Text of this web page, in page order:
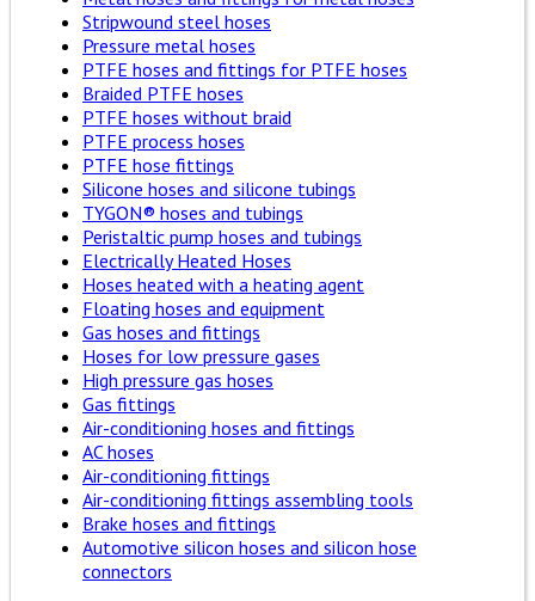
Stripwound steel hoses
Pressure metal hoses
PTFE hoses and fittings for PTFE hoses
Braided PTFE hoses
PTFE hoses without braid
PTFE process hoses
PTFE hose fittings
Silicone hoses and silicone tubings
TYGON® hoses and tubings
Peristaltic pump hoses and tubings
Electrically Heated Hoses
Hoses heated with a heating agent
Floating hoses and equipment
Gas hoses and fittings
Hoses for low pressure gases
High pressure gas hoses
Gas fittings
Air-conditioning hoses and fittings
AC hoses
Air-conditioning fittings
Air-conditioning fittings assembling tools
Brake hoses and fittings
Automotive silicon hoses and silicon hose
connectors